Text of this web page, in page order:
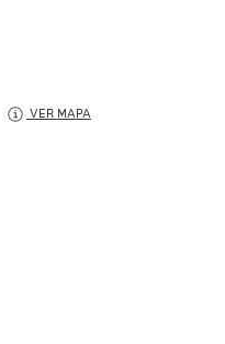
VER MAPA